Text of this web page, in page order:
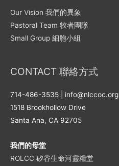
Our Vision 我們的異象
Pastoral Team 牧者團隊
Small Group 細胞小組
CONTACT 聯絡方式
714-486-3535 | info@nlccoc.org
1518 Brookhollow Drive
Santa Ana, CA 92705
我們的母堂
ROLCC 矽谷生命河靈糧堂